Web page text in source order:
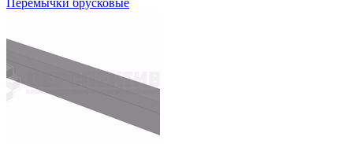
Перемычки брусковые